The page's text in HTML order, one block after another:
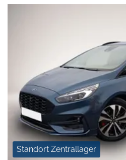
Standort Zentrallager